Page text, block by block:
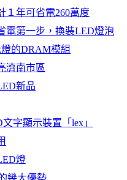
１年可省電260萬度
電第一步，換裝LED燈泡
的DRAM模組
濟南市區
新品
字顯示裝置「lex」
燈
幾大優勢